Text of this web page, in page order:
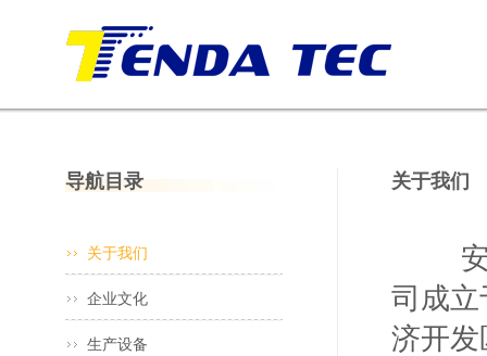
关于我们
安徽
司成
济开
导航目录
关于我们
企业文化
生产设备